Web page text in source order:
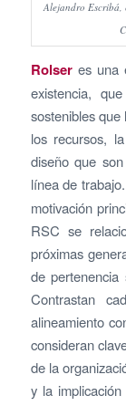
Alejandro Escribá,
Rolseres una
existencia,
sostenibles
los recursos,
diseño que
línea de trabajo.
motivación
RSC se
próximas
de pertenencia
Contrastan
alineamiento
consideran
de la
y la